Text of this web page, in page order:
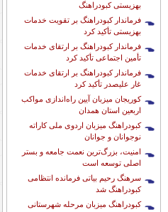
بهزیستی کبودراهنگ
فرماندار کبودراهنگ بر تقویت خدمات
بهزیستی تأکید کرد
فرماندار کبودراهنگ بر ارتقای خدمات
تأمین اجتماعی تأکید کرد
فرماندار کبودراهنگ بر ارتقای خدمات
غار علیصدر تأکید کرد
کوریجان میزبان آیین راه‌اندازی مواکب
اربعین استان همدان
کبودراهنگ میزبان اردوی ملی کاراته
نوجوانان و جوانان
امنیت، بزرگ‌ترین نعمت جامعه و بستر
اصلی توسعه است
سرهنگ رحیم بیاتی فرمانده انتظامی
کبودراهنگ شد
کبودراهنگ میزبان مرحله شهرستانی